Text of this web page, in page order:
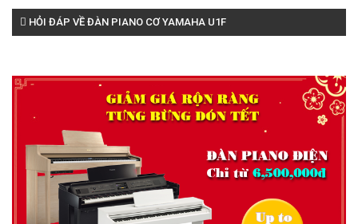
HỎI ĐÁP VỀ ĐÀN PIANO CƠ YAMAHA U1F